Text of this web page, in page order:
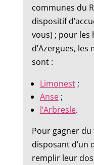
communes du
dispositif
vous) ; pour les
d’Azergues,
sont :
Limonest;
Anse;
l’Arbresle.
Pour gagner
disposant d’un
remplir leur